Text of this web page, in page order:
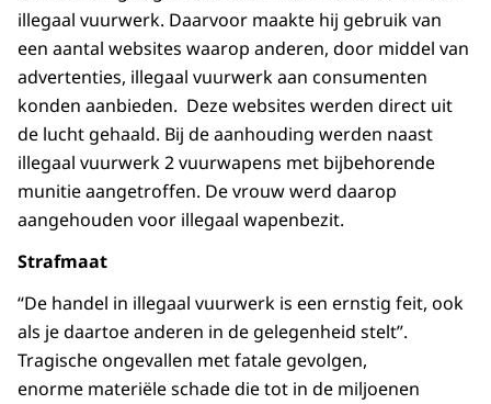
illegaal vuurwerk. Daarvoor maakte hij gebruik van
een aantal websites waarop anderen, door middel van
advertenties, illegaal vuurwerk aan consumenten
konden aanbieden. Deze websites werden direct uit
de lucht gehaald. Bij de aanhouding werden naast
illegaal vuurwerk 2 vuurwapens met bijbehorende
munitie aangetroffen. De vrouw werd daarop
aangehouden voor illegaal wapenbezit.
Strafmaat
“De handel in illegaal vuurwerk is een ernstig feit, ook
als je daartoe anderen in de gelegenheid stelt”.
Tragische ongevallen met fatale gevolgen,
enorme materiële schade die tot in de miljoenen